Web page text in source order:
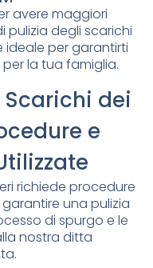
avere maggiori
pulizia degli scarichi
ideale per garantirti
la tua famiglia.
Scarichi dei
e
richiede procedure
una pulizia
di spurgo e le
nostra ditta